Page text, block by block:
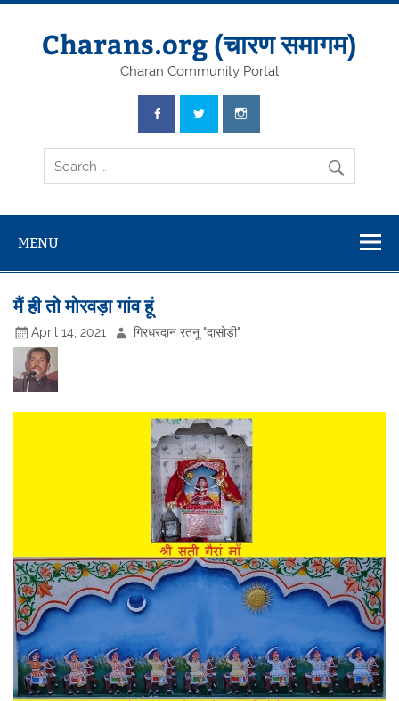
Skip
Charans.org (चारण समागम)
Charan Community Portal
MENU
मैं ही तो मोरवड़ा गांव हूं
April 14, 2021 गिरधरदान रतनू "दासोड़ी"